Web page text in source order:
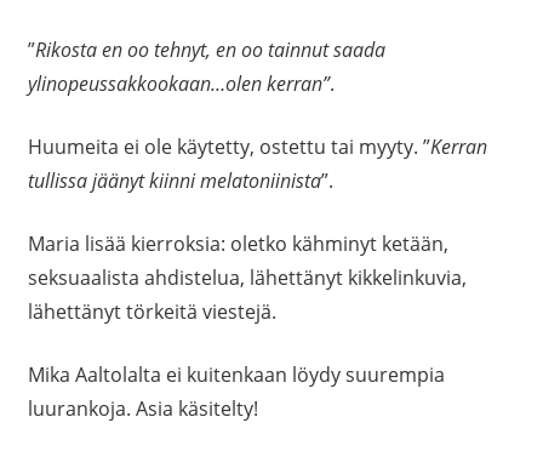
”Rikosta en oo tehnyt, en oo tainnut saada
ylinopeussakkookaan…olen kerran”.
Huumeita ei ole käytetty, ostettu tai myyty. ”Kerran
tullissa jäänyt kiinni melatoniinista”.
Maria lisää kierroksia: oletko kähminyt ketään,
seksuaalista ahdistelua, lähettänyt kikkelinkuvia,
lähettänyt törkeitä viestejä.
Mika Aaltolalta ei kuitenkaan löydy suurempia
luurankoja. Asia käsitelty!